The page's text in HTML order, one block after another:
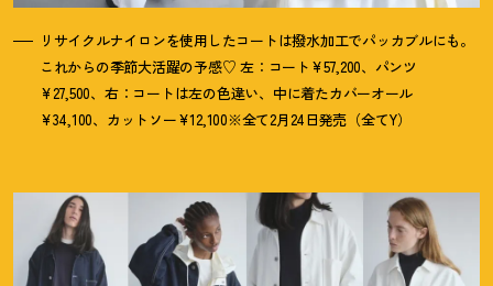
リサイクルナイロンを使用したコートは撥水加工でパッカブルにも。
これからの季節大活躍の予感♡ 左：コート¥57,200、パンツ
¥27,500、右：コートは左の色違い、中に着たカバーオール
¥34,100、カットソー¥12,100※全て2月24日発売（全てY）